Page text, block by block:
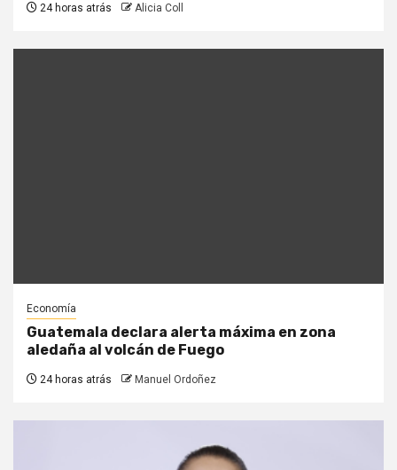
24 horas atrás Alicia Coll
Economía
Guatemala declara alerta máxima en zona
aledaña al volcán de Fuego
24 horas atrás Manuel Ordoñez